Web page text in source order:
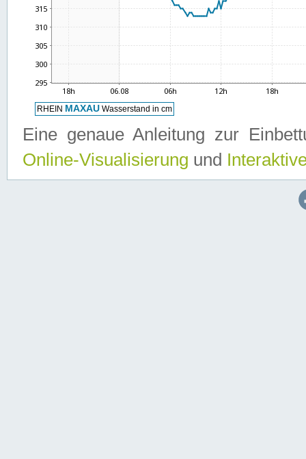
Eine genaue Anleitung zur
Online-Visualisierung und